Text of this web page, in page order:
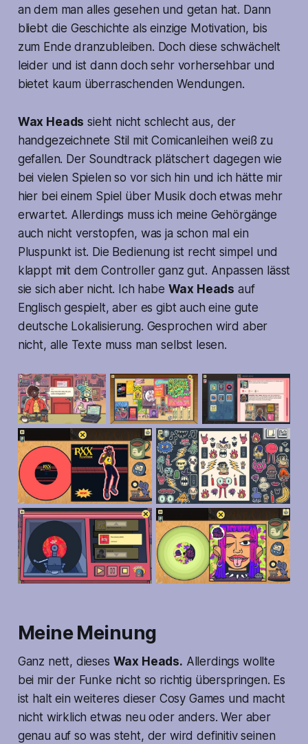
an dem man alles gesehen und getan hat. Dann
bliebt die Geschichte als einzige Motivation, bis
zum Ende dranzubleiben. Doch diese schwächelt
leider und ist dann doch sehr vorhersehbar und
bietet kaum überraschenden Wendungen.
Wax Heads sieht nicht schlecht aus, der
handgezeichnete Stil mit Comicanleihen weiß zu
gefallen. Der Soundtrack plätschert dagegen wie
bei vielen Spielen so vor sich hin und ich hätte mir
hier bei einem Spiel über Musik doch etwas mehr
erwartet. Allerdings muss ich meine Gehörgänge
auch nicht verstopfen, was ja schon mal ein
Pluspunkt ist. Die Bedienung ist recht simpel und
klappt mit dem Controller ganz gut. Anpassen lässt
sie sich aber nicht. Ich habe Wax Heads auf
Englisch gespielt, aber es gibt auch eine gute
deutsche Lokalisierung. Gesprochen wird aber
nicht, alle Texte muss man selbst lesen.
Meine Meinung
Ganz nett, dieses Wax Heads. Allerdings wollte
bei mir der Funke nicht so richtig überspringen. Es
ist halt ein weiteres dieser Cosy Games und macht
nicht wirklich etwas neu oder anders. Wer aber
genau auf so was steht, der wird definitiv seinen